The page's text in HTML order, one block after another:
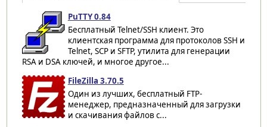
PuTTY 0.84
Бесплатный Telnet/SSH клиент. Это
клиентская программа для протоколов SSH и
Telnet, SCP и SFTP, утилита для генерации
RSA и DSA ключей, и многое другое...
FileZilla 3.70.5
Один из лучших, бесплатный FTP-
менеджер, предназначенный для загрузки
и скачивания файлов с...